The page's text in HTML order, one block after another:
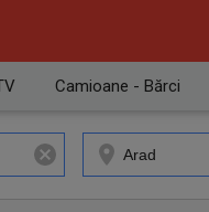
Camioane - Bărci